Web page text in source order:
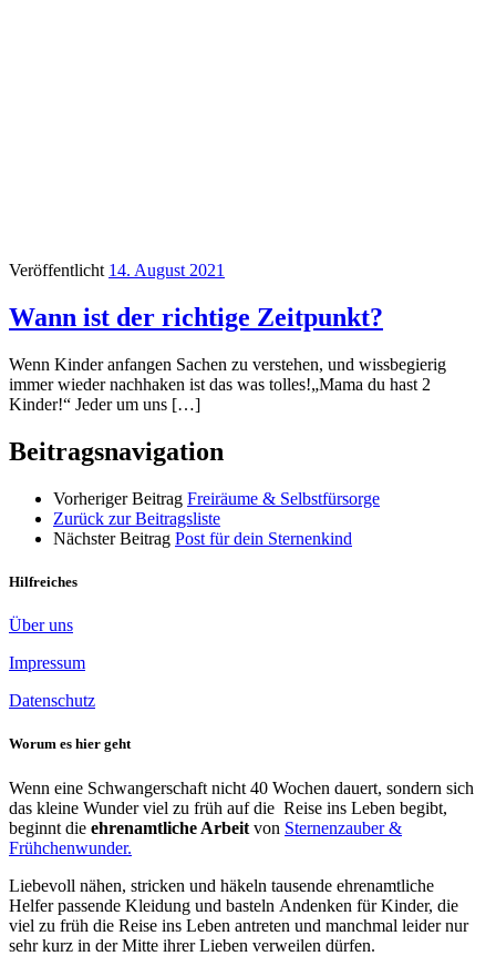
Veröffentlicht 14. August 2021
Wann ist der richtige Zeitpunkt?
Wenn Kinder anfangen Sachen zu verstehen, und wissbegierig
immer wieder nachhaken ist das was tolles!„Mama du hast 2
Kinder!“ Jeder um uns […]
Beitragsnavigation
Vorheriger Beitrag Freiräume & Selbstfürsorge
Zurück zur Beitragsliste
Nächster Beitrag Post für dein Sternenkind
Hilfreiches
Über uns
Impressum
Datenschutz
Worum es hier geht
Wenn eine Schwangerschaft nicht 40 Wochen dauert, sondern sich
das kleine Wunder viel zu früh auf die Reise ins Leben begibt,
beginnt die ehrenamtliche Arbeit von Sternenzauber &
Frühchenwunder.
Liebevoll nähen, stricken und häkeln tausende ehrenamtliche
Helfer passende Kleidung und basteln Andenken für Kinder, die
viel zu früh die Reise ins Leben antreten und manchmal leider nur
sehr kurz in der Mitte ihrer Lieben verweilen dürfen.